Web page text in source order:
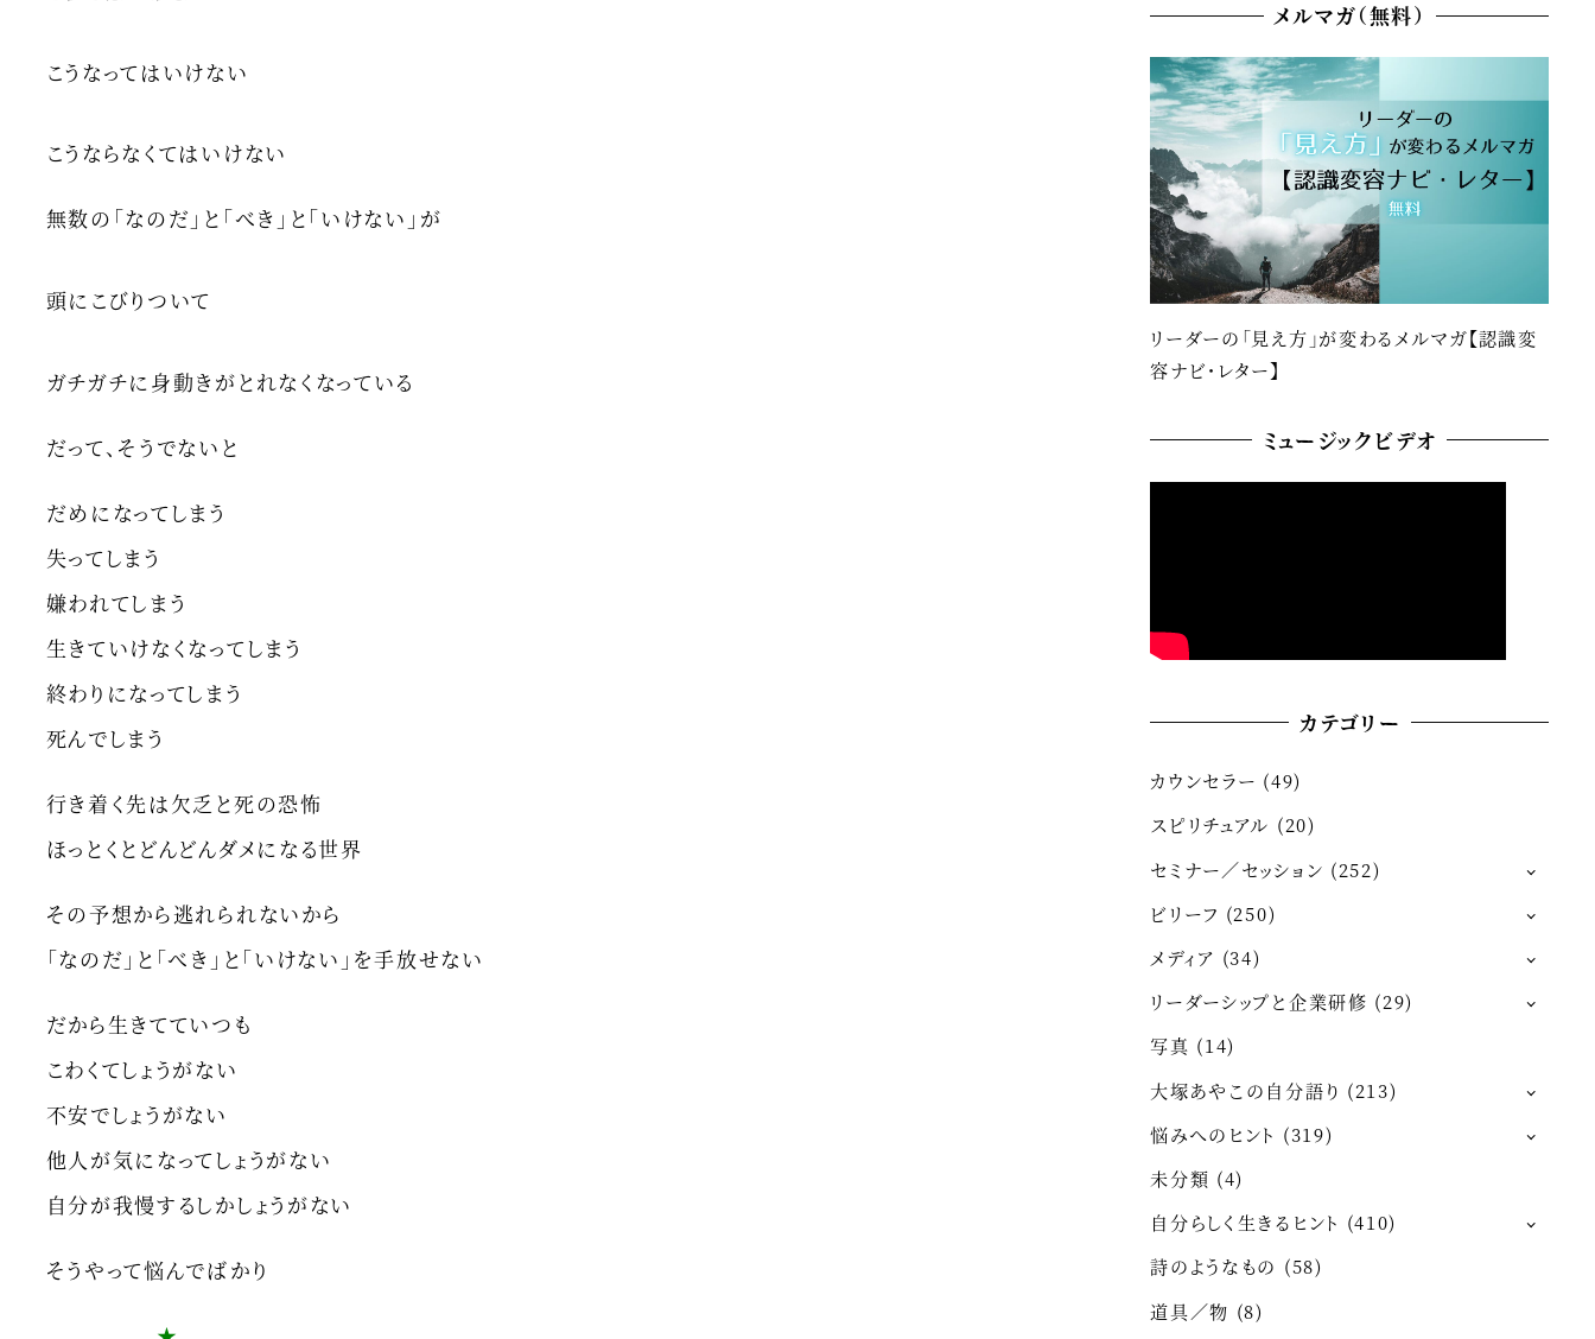
こうなってはいけない
こうならなくてはいけない
無数の「なのだ」と「べき」と「いけない」が
頭にこびりついて
ガチガチに身動きがとれなくなっている
だって、そうでないと
だめになってしまう
失ってしまう
嫌われてしまう
生きていけなくなってしまう
終わりになってしまう
死んでしまう
行き着く先は欠乏と死の恐怖
ほっとくとどんどんダメになる世界
その予想から逃れられないから
「なのだ」と「べき」と「いけない」を手放せない
だから生きてていつも
こわくてしょうがない
不安でしょうがない
他人が気になってしょうがない
自分が我慢するしかしょうがない
そうやって悩んでばかり
メルマガ（無料）
リーダーの「見え方」が変わるメルマガ【認識変
容ナビ・レター】
ミュージックビデオ
カテゴリー
カウンセラー (49)
スピリチュアル (20)
セミナー／セッション (252)
ビリーフ (250)
メディア (34)
リーダーシップと企業研修 (29)
写真 (14)
大塚あやこの自分語り (213)
悩みへのヒント (319)
未分類 (4)
自分らしく生きるヒント (410)
詩のようなもの (58)
道具／物 (8)